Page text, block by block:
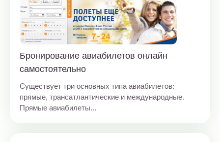
Бронирование авиабилетов онлайн
самостоятельно
Существует три основных типа авиабилетов:
прямые, трансатлантические и международные.
Прямые авиабилеты...